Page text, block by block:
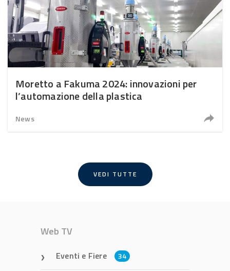
Moretto a Fakuma 2024: innovazioni per
l’automazione della plastica
News
VEDI TUTTE
Web TV
Eventi e Fiere 34